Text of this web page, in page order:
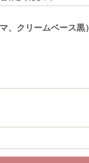
、クリームベース黒）